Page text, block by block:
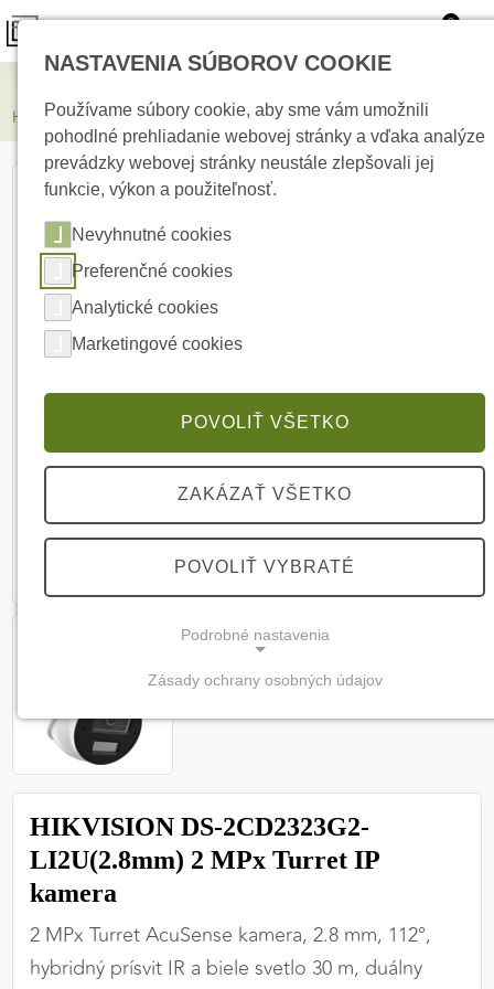
0
HIKVISION DS-2CD2323G2-LI2U(2.8mm) 2 MPx Turret IP kamera
HIKVISION DS-2CD2323G2-
LI2U(2.8mm) 2 MPx Turret IP
kamera
2 MPx Turret AcuSense kamera, 2.8 mm, 112°,
hybridný prísvit IR a biele svetlo 30 m, duálny
NASTAVENIA SÚBOROV COOKIE
Používame súbory cookie, aby sme vám umožnili
pohodlné prehliadanie webovej stránky a vďaka analýze
prevádzky webovej stránky neustále zlepšovali jej
funkcie, výkon a použiteľnosť.
Nevyhnutné cookies
Preferenčné cookies
Analytické cookies
Marketingové cookies
POVOLIŤ VŠETKO
ZAKÁZAŤ VŠETKO
POVOLIŤ VYBRATÉ
Podrobné nastavenia
(vždy aktívne, nemožno vypnúť)
Tieto cookies sú potrebné na správne fungovanie
zabezpečiť jej plnú funkčnosť.
PREFERENČNÉ COOKIES
Zásady ochrany osobných údajov